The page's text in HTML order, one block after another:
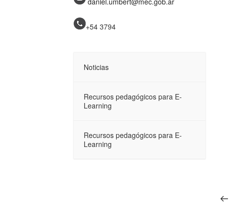
+54 3794
Noticias
Recursos pedagógicos para E-
Learning
Recursos pedagógicos para E-
Learning